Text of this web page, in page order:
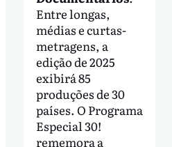
Entre longas,
médias e curtas-
metragens, a
edição de 2025
exibirá 85
produções de 30
países. O Programa
Especial 30!
rememora a